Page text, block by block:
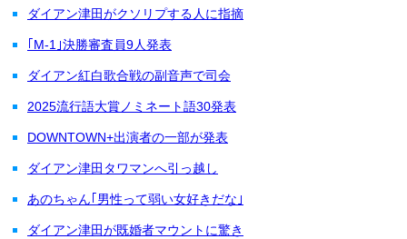
ダイアン津田がクソリプする人に指摘
｢M-1｣決勝審査員9人発表
ダイアン紅白歌合戦の副音声で司会
2025流行語大賞ノミネート語30発表
DOWNTOWN+出演者の一部が発表
ダイアン津田タワマンへ引っ越し
あのちゃん｢男性って弱い女好きだな｣
ダイアン津田が既婚者マウントに驚き